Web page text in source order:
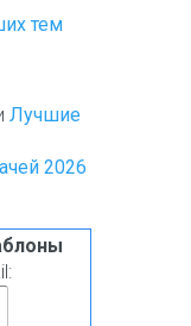
тем
Лучшие
2026